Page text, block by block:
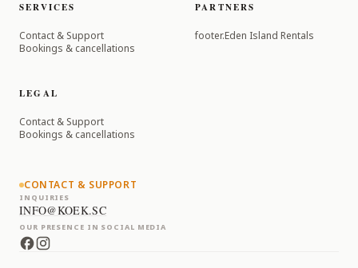
SERVICES
Contact & Support
Bookings & cancellations
PARTNERS
footer.Eden Island Rentals
LEGAL
Contact & Support
Bookings & cancellations
CONTACT & SUPPORT
INQUIRIES
INFO@KOEK.SC
OUR PRESENCE IN SOCIAL MEDIA